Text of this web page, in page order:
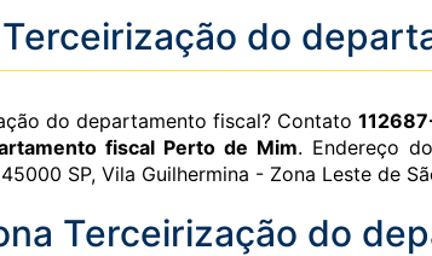
do
do departamento fiscal? Contato
fiscal Perto de Mim. Endereço
SP, Vila Guilhermina - Zona Leste de
Terceirização do